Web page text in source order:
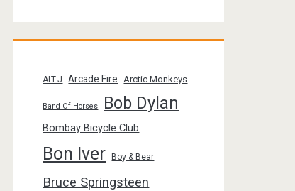
ALT-J Arcade Fire Arctic Monkeys
Band Of Horses Bob Dylan
Bombay Bicycle Club
Bon Iver Boy & Bear
Bruce Springsteen